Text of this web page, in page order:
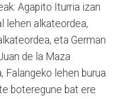
Agapito Iturria izan
lehen alkateordea,
eta German
de la Maza
Falangeko lehen burua
boteregune bat ere